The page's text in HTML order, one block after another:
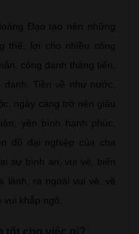
Đạo tạo nên những
thể, lợi cho nhiều công
công danh thăng tiến,
Tiền về như nước,
ngày càng trở nên giàu
yên bình hạnh phúc,
đồ đại nghiệp của cha
sự bình an, vui vẻ, biến
lành, ra ngoài vui vẻ, về
khắp ngõ.